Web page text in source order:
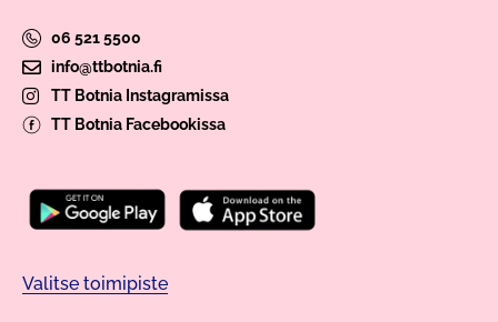
06 521 5500
info@ttbotnia.fi
TT Botnia Instagramissa
TT Botnia Facebookissa
Valitse toimipiste